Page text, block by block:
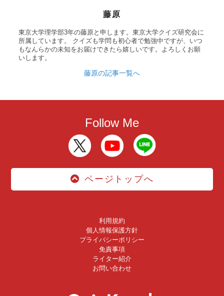
藤原
東京大学理学部3年の藤原と申します。東京大学クイズ研究会に
所属しています。 クイズも学問も初心者で勉強中ですが、いつ
もなんらかの未知をお届けできたら嬉しいです。よろしくお願
いします。
藤原の記事一覧へ
Follow Me
ページトップへ
利用規約
個人情報保護方針
プライバシーポリシー
免責事項
ライター紹介
お問い合わせ